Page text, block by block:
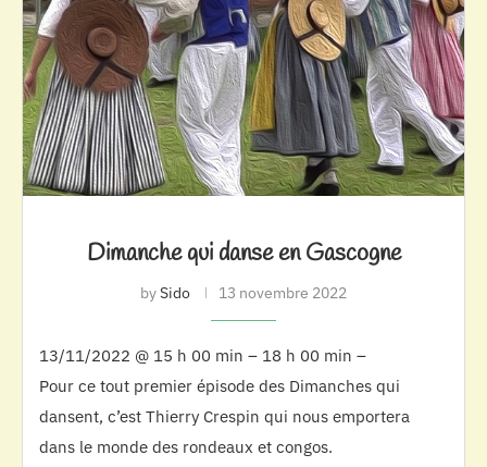
Dimanche qui danse en Gascogne
bySido 13 novembre 2022
13/11/2022 @ 15 h 00 min – 18 h 00 min –
Pour ce tout premier épisode des Dimanches qui
dansent, c’est Thierry Crespin qui nous emportera
dans le monde des rondeaux et congos.